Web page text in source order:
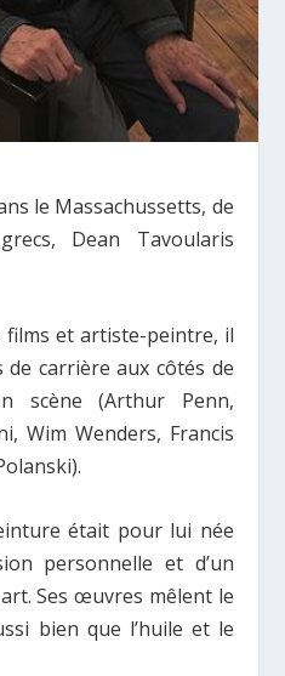
le Massachussetts, de
Dean Tavoularis
et artiste-peintre, il
carrière aux côtés de
scène (Arthur Penn,
Wim Wenders, Francis
était pour lui née
personnelle et d’un
Ses œuvres mêlent le
bien que l’huile et le